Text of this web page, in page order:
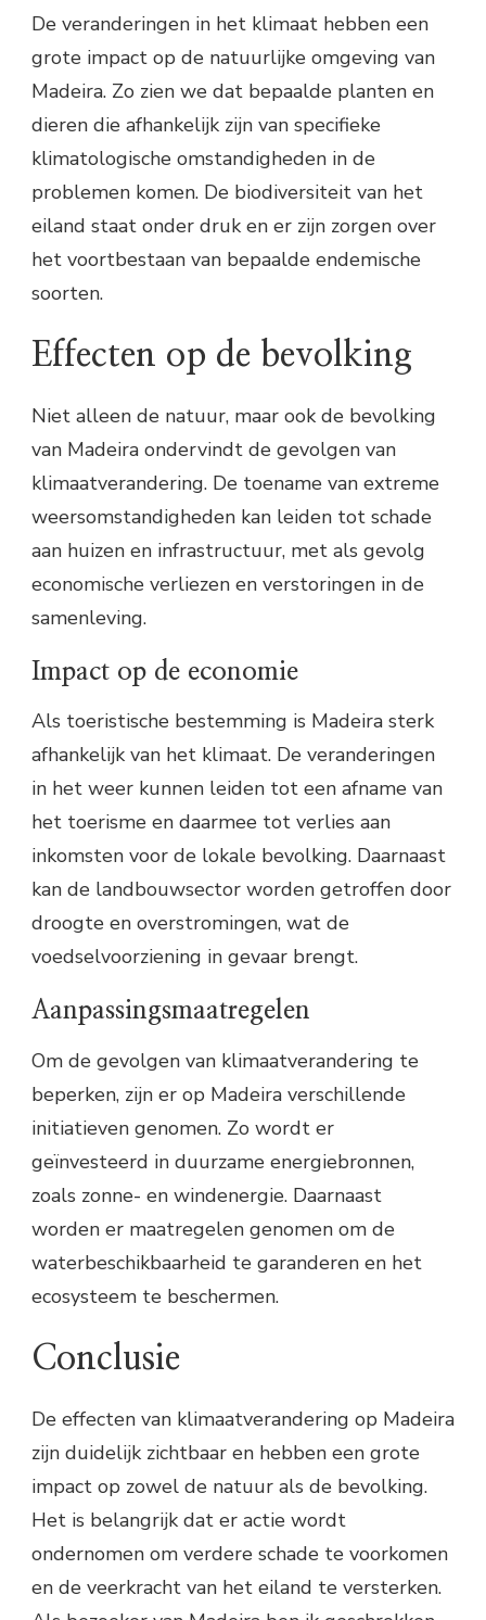
De veranderingen in het klimaat hebben een
grote impact op de natuurlijke omgeving van
Madeira. Zo zien we dat bepaalde planten en
dieren die afhankelijk zijn van specifieke
klimatologische omstandigheden in de
problemen komen. De biodiversiteit van het
eiland staat onder druk en er zijn zorgen over
het voortbestaan van bepaalde endemische
soorten.
Effecten op de bevolking
Niet alleen de natuur, maar ook de bevolking
van Madeira ondervindt de gevolgen van
klimaatverandering. De toename van extreme
weersomstandigheden kan leiden tot schade
aan huizen en infrastructuur, met als gevolg
economische verliezen en verstoringen in de
samenleving.
Impact op de economie
Als toeristische bestemming is Madeira sterk
afhankelijk van het klimaat. De veranderingen
in het weer kunnen leiden tot een afname van
het toerisme en daarmee tot verlies aan
inkomsten voor de lokale bevolking. Daarnaast
kan de landbouwsector worden getroffen door
droogte en overstromingen, wat de
voedselvoorziening in gevaar brengt.
Aanpassingsmaatregelen
Om de gevolgen van klimaatverandering te
beperken, zijn er op Madeira verschillende
initiatieven genomen. Zo wordt er
geïnvesteerd in duurzame energiebronnen,
zoals zonne- en windenergie. Daarnaast
worden er maatregelen genomen om de
waterbeschikbaarheid te garanderen en het
ecosysteem te beschermen.
Conclusie
De effecten van klimaatverandering op Madeira
zijn duidelijk zichtbaar en hebben een grote
impact op zowel de natuur als de bevolking.
Het is belangrijk dat er actie wordt
ondernomen om verdere schade te voorkomen
en de veerkracht van het eiland te versterken.